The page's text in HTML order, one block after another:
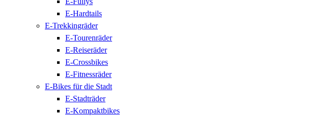
E-Hardtails
E-Trekkingräder
E-Tourenräder
E-Reiseräder
E-Crossbikes
E-Fitnessräder
E-Bikes für die Stadt
E-Stadträder
E-Kompaktbikes